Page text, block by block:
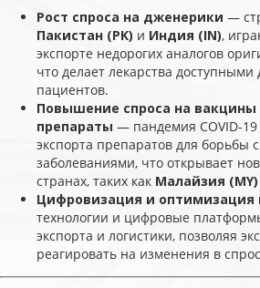
Рост спроса на дженерики —
Пакистан (PK) и Индия (IN) ,
экспорте недорогих аналогов
что делает лекарства
пациентов.
Повышение спроса на вакцины
препараты — пандемия COVID-
экспорта препаратов для борьбы
заболеваниями, что открывает
странах, таких как Малайзия (MY)
Цифровизация и оптимизация
технологии и цифровые
экспорта и логистики, позволяя
реагировать на изменения в